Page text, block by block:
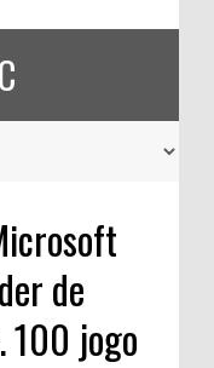
de
100 jogo